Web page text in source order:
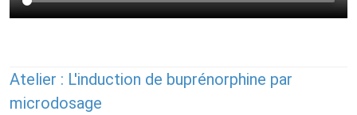
Atelier : L'induction de buprénorphine par
microdosage